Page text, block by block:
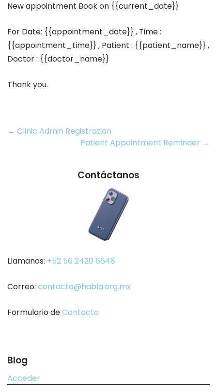
New appointment Book on {{current_date}}
For Date: {{appointment_date}} , Time :
{{appointment_time}} , Patient : {{patient_name}} ,
Doctor : {{doctor_name}}
Thank you.
Post
navigation
← Clinic Admin Registration
Patient Appointment Reminder →
Contáctanos
Llamanos: +52 56 2420 6648
Correo: contacto@habla.org.mx
Formulario deContacto
Blog
Acceder